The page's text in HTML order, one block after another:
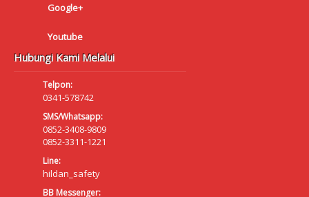
Google+
Youtube
Hubungi Kami Melalui
Telpon:
0341-578742
SMS/Whatsapp:
0852-3408-9809
0852-3311-1221
Line:
hildan_safety
BB Messenger: